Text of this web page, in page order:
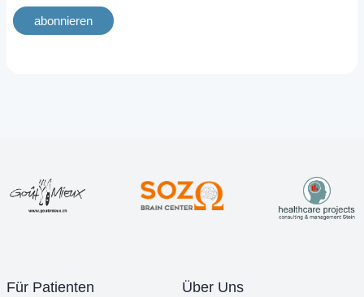
abonnieren
Für Patienten Über Uns